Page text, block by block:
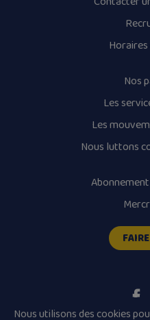
Nos
Les
Les
Nous luttons
Nous utilisons des cookies